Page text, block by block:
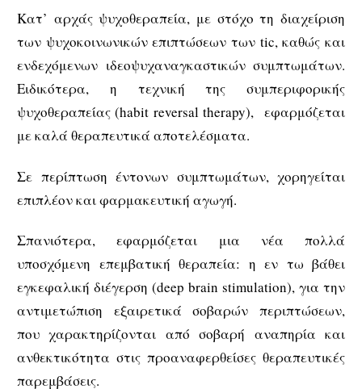
Κατ’ αρχάς ψυχοθεραπεία, με στόχο τη διαχείριση
των ψυχοκοινωνικών επιπτώσεων των tic, καθώς και
ενδεχόμενων ιδεοψυχαναγκαστικών συμπτωμάτων.
Ειδικότερα, η τεχνική της συμπεριφορικής
ψυχοθεραπείας (habit reversal therapy), εφαρμόζεται
με καλά θεραπευτικά αποτελέσματα.
Σε περίπτωση έντονων συμπτωμάτων, χορηγείται
επιπλέον και φαρμακευτική αγωγή.
Σπανιότερα, εφαρμόζεται μια νέα πολλά
υποσχόμενη επεμβατική θεραπεία: η εν τω βάθει
εγκεφαλική διέγερση (deep brain stimulation), για την
αντιμετώπιση εξαιρετικά σοβαρών περιπτώσεων,
που χαρακτηρίζονται από σοβαρή αναπηρία και
ανθεκτικότητα στις προαναφερθείσες θεραπευτικές
παρεμβάσεις.